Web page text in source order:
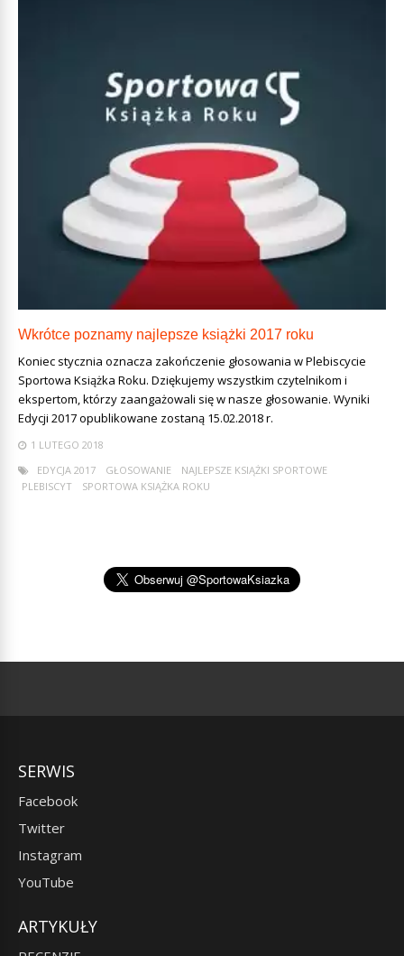
Wkrótce poznamy najlepsze książki 2017 roku
Koniec stycznia oznacza zakończenie głosowania w Plebiscycie
Sportowa Książka Roku. Dziękujemy wszystkim czytelnikom i
ekspertom, którzy zaangażowali się w nasze głosowanie. Wyniki
Edycji 2017 opublikowane zostaną 15.02.2018 r.
1 LUTEGO 2018
EDYCJA 2017
GŁOSOWANIE
NAJLEPSZE KSIĄŻKI SPORTOWE
PLEBISCYT
SPORTOWA KSIĄŻKA ROKU
SERWIS
Facebook
Twitter
Instagram
YouTube
ARTYKUŁY